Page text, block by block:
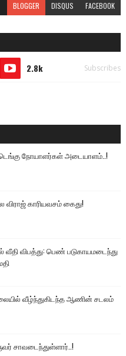
BLOGGER DISQUS FACEBOOK
2.8k Subscribes
டெங்கு நோயாளர்கள் அடையாளம்..!
காரியவசம் கைது!
வீதி விபத்து: பெண் படுகாயமடைந்து
வீழ்ந்துகிடந்த ஆணின் சடலம்
சாவடைந்துள்ளார்..!